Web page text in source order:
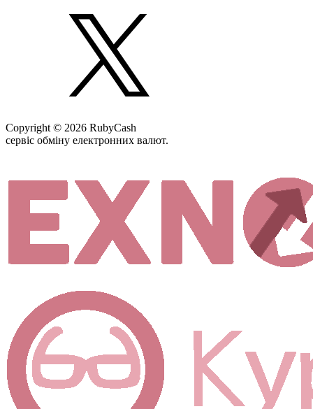
Copyright © 2026 RubyCash
сервіс обміну електронних валют.